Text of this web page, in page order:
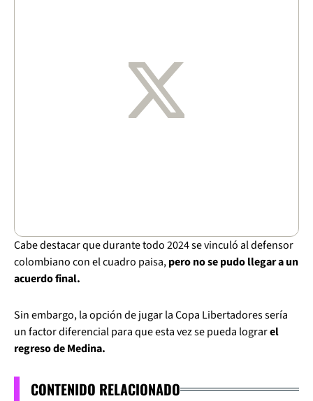
Cabe destacar que durante todo 2024 se vinculó al defensor
colombiano con el cuadro paisa,pero no se pudo llegar a un
acuerdo final.
Sin embargo, la opción de jugar la Copa Libertadores sería
un factor diferencial para que esta vez se pueda lograrel
regreso de Medina.
CONTENIDO RELACIONADO